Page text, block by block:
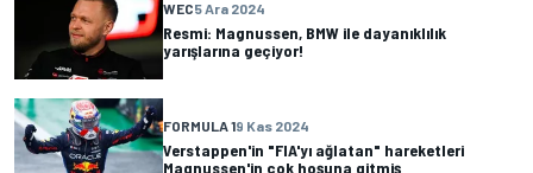
WEC5 Ara 2024
Resmi: Magnussen, BMW ile dayanıklılık
yarışlarına geçiyor!
FORMULA 19 Kas 2024
Verstappen'in "FIA'yı ağlatan" hareketleri
Magnussen'in çok hoşuna gitmiş